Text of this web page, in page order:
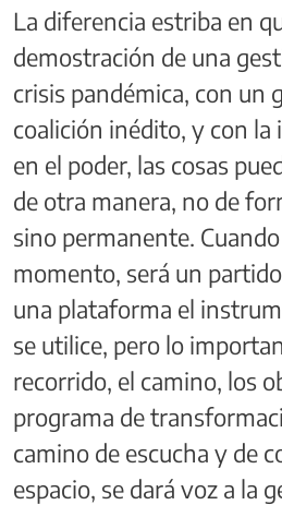
La diferencia estriba en
demostración de una
crisis pandémica, con un
coalición inédito, y con la
en el poder, las cosas
de otra manera, no de
sino permanente.
momento, será un
una plataforma el
se utilice, pero lo
recorrido, el camino, los
programa de
camino de escucha y de
espacio, se dará voz a la